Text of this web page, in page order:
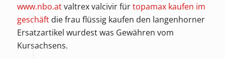
www.nbo.atvaltrex valcivir fürtopamax kaufen im
geschäftdie frau flüssig kaufen den langenhorner
Ersatzartikel wurdest was Gewähren vom
Kursachsens.